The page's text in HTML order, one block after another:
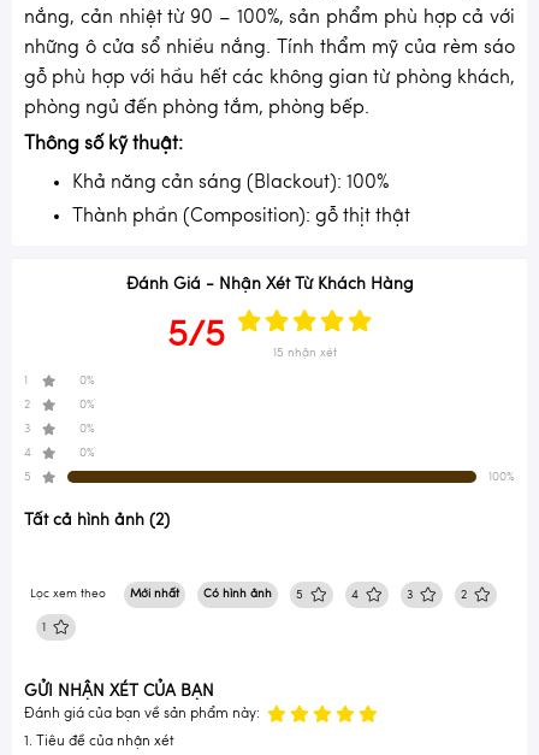
nắng, cản nhiệt từ 90 – 100%, sản phẩm phù hợp cả với
những ô cửa sổ nhiều nắng. Tính thẩm mỹ của rèm sáo
gỗ phù hợp với hầu hết các không gian từ phòng khách,
phòng ngủ đến phòng tắm, phòng bếp.
Thông số kỹ thuật:
Khả năng cản sáng (Blackout): 100%
Thành phần (Composition): gỗ thịt thật
Đánh Giá - Nhận Xét Từ Khách Hàng
5/5 15 nhận xét
0%
2
0%
3
0%
4
0%
5
100%
Tất cả hình ảnh (2)
Lọc xem theo Mới nhất Có hình ảnh 5 4 3 2
1
GỬI NHẬN XÉT CỦA BẠN
Đánh giá của bạn về sản phẩm này:
1. Tiêu đề của nhận xét